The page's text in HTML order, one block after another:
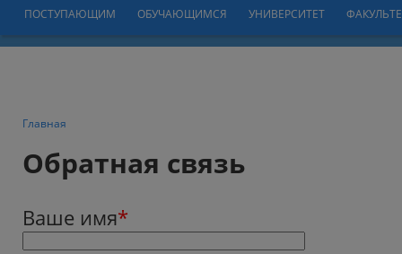
ПОСТУПАЮЩИМ ОБУЧАЮЩИМСЯ УНИВЕРСИТЕТ
Главная
Обратная связь
Ваше имя*